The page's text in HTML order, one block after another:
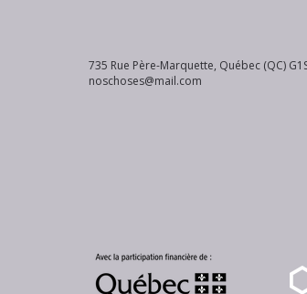
735 Rue Père-Marquette, Québec (QC)
noschoses@mail.com